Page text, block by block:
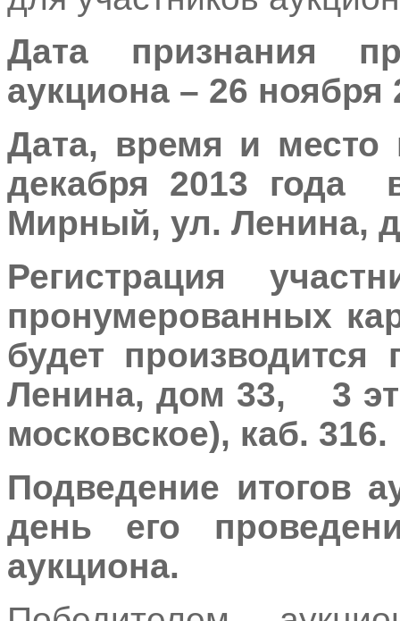
Дата признания
аукциона – 26 ноября
Дата, время и место
декабря 2013
Мирный, ул. Ленина,
Регистрация
пронумерованных
будет
Ленина, дом 33, 3
московское), каб. 316.
Подведение итогов
день его
аукциона.